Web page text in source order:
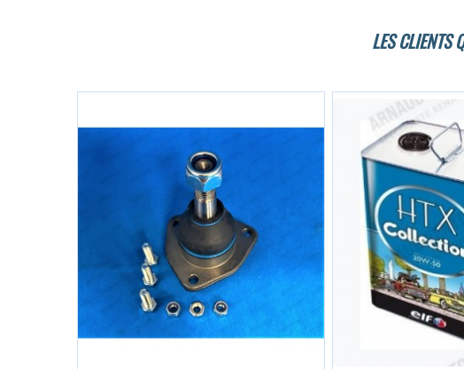
LES CLIENTS